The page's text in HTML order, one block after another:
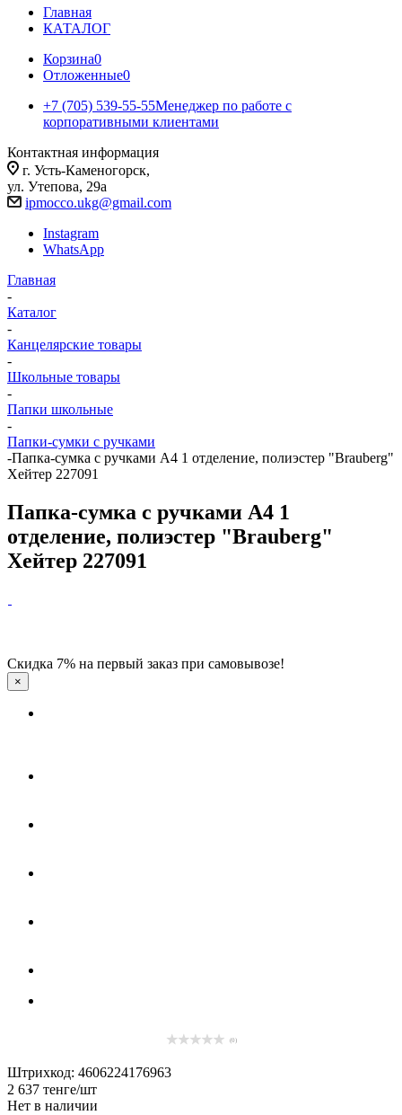
Главная
КАТАЛОГ
Корзина0
Отложенные0
+7 (705) 539-55-55Менеджер по работе с
корпоративными клиентами
Контактная информация
г. Усть-Каменогорск,
ул. Утепова, 29а
ipmocco.ukg@gmail.com
Instagram
WhatsApp
Главная
-
Каталог
-
Канцелярские товары
-
Школьные товары
-
Папки школьные
-
Папки-сумки с ручками
-Папка-сумка с ручками А4 1 отделение, полиэстер "Brauberg"
Хейтер 227091
Папка-сумка с ручками А4 1
отделение, полиэстер "Brauberg"
Хейтер 227091
Скидка 7% на первый заказ при самовывозе!
×
(0)
Штрихкод: 4606224176963
2 637 тенге/шт
Нет в наличии